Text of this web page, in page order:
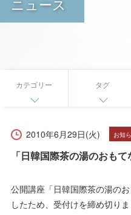
研究・社会貢献
保護者の方へ
一般の方へ
ニュース
カテゴリー タグ
2010年6月29日(火) お知
「日韓国際茶の湯のおも
公開講座「日韓国際茶の湯の
したため、受付けを締め切りま